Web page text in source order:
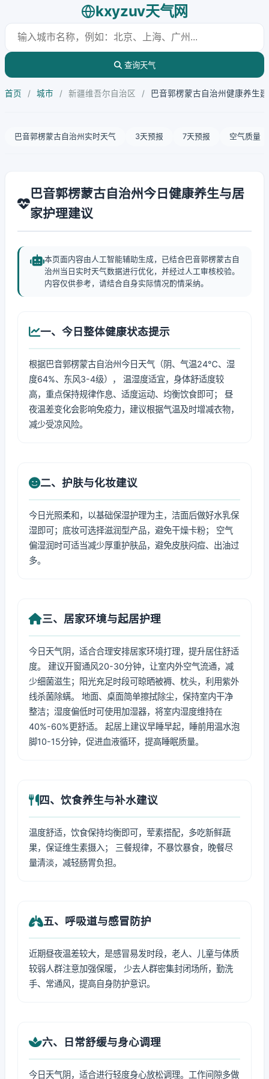
kxyzuv天气网
查询天气
首页 / 城市 / 新疆维吾尔自治区 / 巴音郭楞蒙古自治州健康养生
巴音郭楞蒙古自治州实时天气 3天预报 7天预报 空气质量
巴音郭楞蒙古自治州今日健康养生与居
家护理建议
本页面内容由人工智能辅助生成，已结合巴音郭楞蒙古自
治州当日实时天气数据进行优化，并经过人工审核校验。
内容仅供参考，请结合自身实际情况酌情采纳。
一、今日整体健康状态提示
根据巴音郭楞蒙古自治州今日天气（阴、气温24℃、湿
度64%、东风3-4级）， 温湿度适宜，身体舒适度较
高，重点保持规律作息、适度运动、均衡饮食即可； 昼
夜温差变化会影响免疫力，建议根据气温及时增减衣物，
减少受凉风险。
二、护肤与化妆建议
今日光照柔和，以基础保湿护理为主，洁面后做好水乳保
湿即可；底妆可选择滋润型产品，避免干燥卡粉； 空气
偏湿润时可适当减少厚重护肤品，避免皮肤闷痘、出油过
多。
三、居家环境与起居护理
今日天气阴，适合合理安排居家环境打理，提升居住舒适
度。 建议开窗通风20-30分钟，让室内外空气流通，减
少细菌滋生；阳光充足时段可晾晒被褥、枕头，利用紫外
线杀菌除螨。 地面、桌面简单擦拭除尘，保持室内干净
整洁；湿度偏低时可使用加湿器，将室内湿度维持在
40%-60%更舒适。 起居上建议早睡早起，睡前用温水泡
脚10-15分钟，促进血液循环，提高睡眠质量。
四、饮食养生与补水建议
温度舒适，饮食保持均衡即可，荤素搭配，多吃新鲜蔬
果，保证维生素摄入； 三餐规律，不暴饮暴食，晚餐尽
量清淡，减轻肠胃负担。
五、呼吸道与感冒防护
近期昼夜温差较大，是感冒易发时段，老人、儿童与体质
较弱人群注意加强保暖， 少去人群密集封闭场所，勤洗
手、常通风，提高自身防护意识。
六、日常舒缓与身心调理
今日天气阴，适合进行轻度身心放松调理。工作间隙多做